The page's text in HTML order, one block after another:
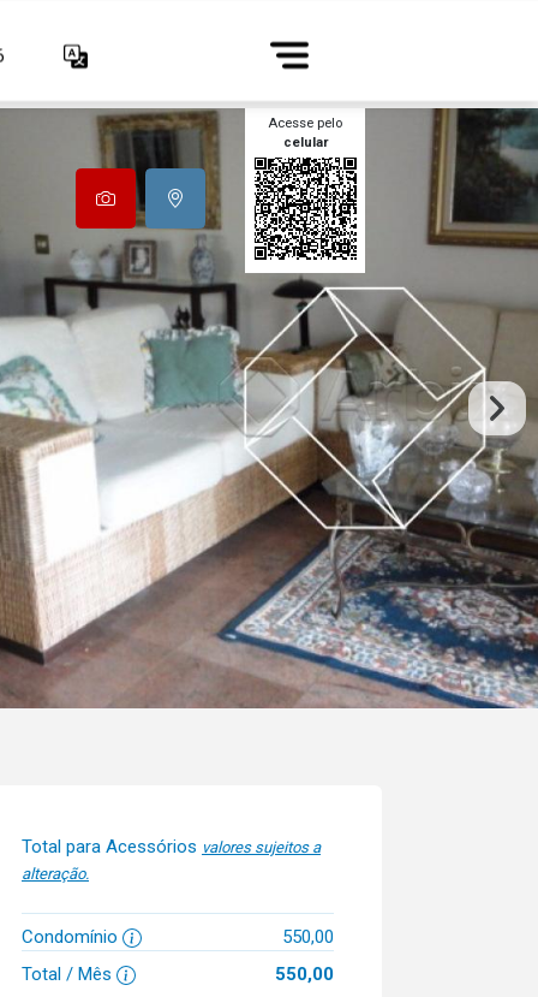
Acesse pelo
celular
Total para Acessórios valores sujeitos a
alteração.
Condomínio
550,00
Total / Mês
550,00